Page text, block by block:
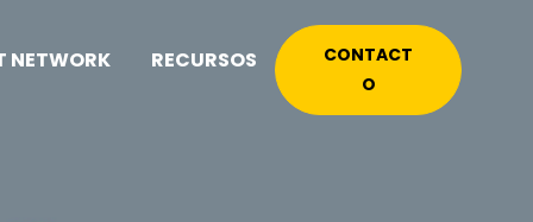
NETWORK RECURSOS
CONTACT
O